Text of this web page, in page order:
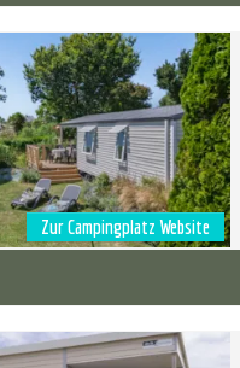
Zur Campingplatz Website